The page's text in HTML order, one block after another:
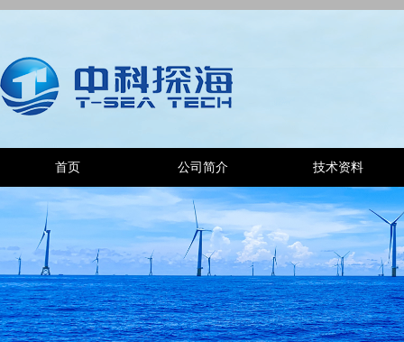
首页 公司简介 技术资料